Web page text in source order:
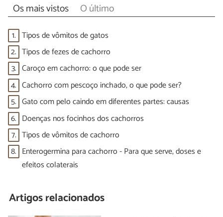
Os mais vistos O último
1. Tipos de vômitos de gatos
2. Tipos de fezes de cachorro
3. Caroço em cachorro: o que pode ser
4. Cachorro com pescoço inchado, o que pode ser?
5. Gato com pelo caindo em diferentes partes: causas
6. Doenças nos focinhos dos cachorros
7. Tipos de vômitos de cachorro
8. Enterogermina para cachorro - Para que serve, doses e
efeitos colaterais
Artigos relacionados